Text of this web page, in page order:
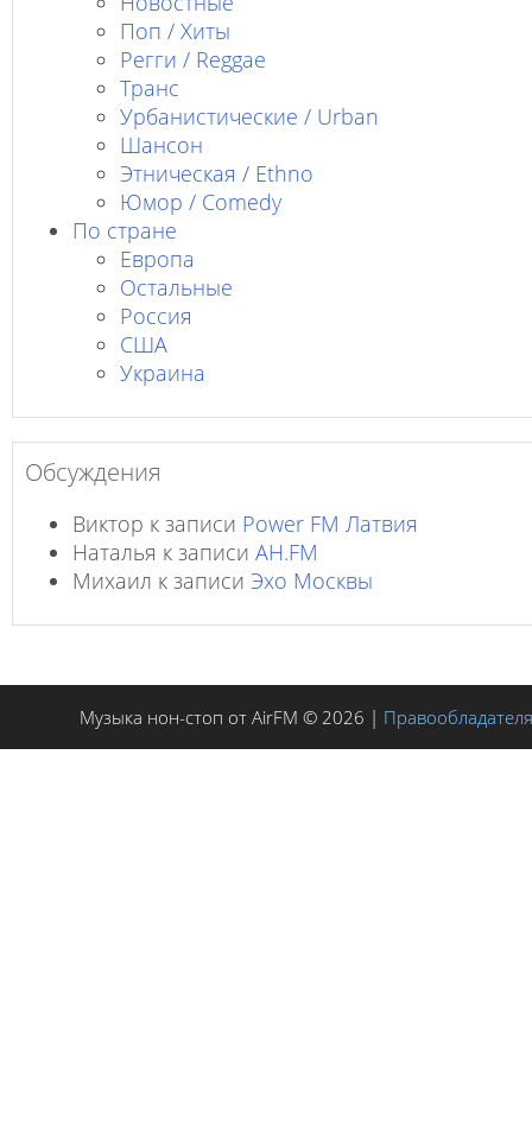
Поп / Хиты
Регги / Reggae
Транс
Урбанистические / Urban
Шансон
Этническая / Ethno
Юмор / Comedy
По стране
Европа
Остальные
Россия
США
Украина
Обсуждения
Виктор к записи Power FM Латвия
Наталья к записи AH.FM
Михаил к записи Эхо Москвы
Музыка нон-стоп от AirFM © 2026 |